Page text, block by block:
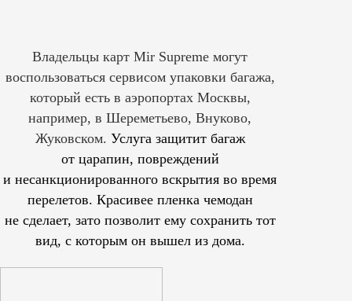
Владельцы карт Mir Supreme могут
воспользоваться сервисом упаковки багажа,
который есть в аэропортах Москвы,
например, в Шереметьево, Внуково,
Жуковском. Услуга защитит багаж
от царапин, повреждений
и несанкционированного вскрытия во время
перелетов. Красивее пленка чемодан
не сделает, зато позволит ему сохранить тот
вид, с которым он вышел из дома.